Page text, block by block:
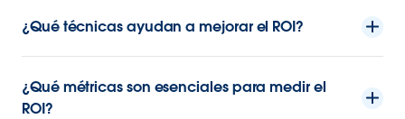
¿Qué técnicas ayudan a mejorar el ROI?
¿Qué métricas son esenciales para medir el
ROI?